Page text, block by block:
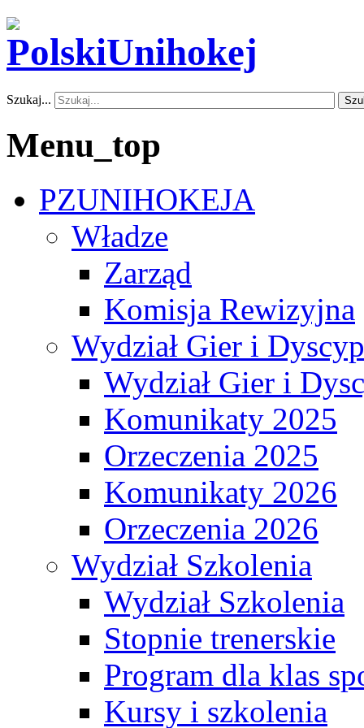
Szukaj...
Menu_top
PZUNIHOKEJA
Władze
Zarząd
Komisja Rewizyjna
Wydział Gier i
Wydział Gier i
Komunikaty 2025
Orzeczenia 2025
Komunikaty 2026
Orzeczenia 2026
Wydział Szkolenia
Wydział Szkolenia
Stopnie trenerskie
Program dla klas
Kursy i szkolenia